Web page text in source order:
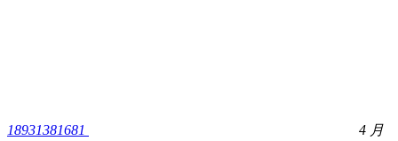
18931381681 4 月